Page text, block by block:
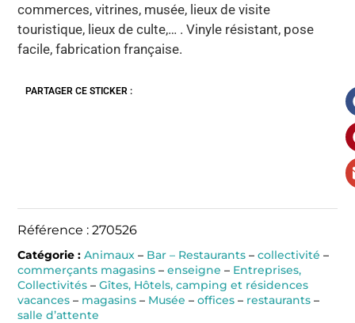
commerces, vitrines, musée, lieux de visite
touristique, lieux de culte,… . Vinyle résistant, pose
facile, fabrication française.
PARTAGER CE STICKER :
Référence : 270526
Catégorie : Animaux– Bar – Restaurants– collectivité –
commerçants magasins– enseigne – Entreprises,
Collectivités– Gîtes, Hôtels, camping et résidences
vacances– magasins– Musée – offices– restaurants–
salle d’attente